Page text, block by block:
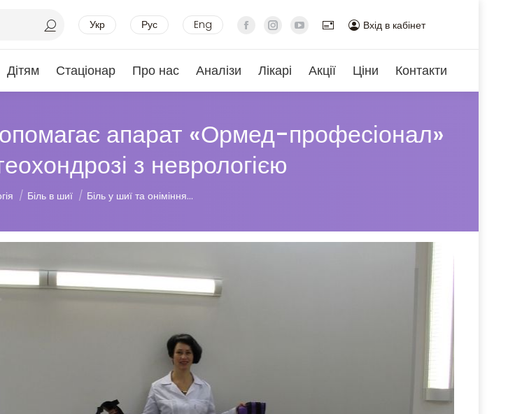
Укр Рус Eng Вхід в кабінет
Дітям Стаціонар Про нас Аналізи Лікарі Акції Ціни Контакти
апарат «Ормед-професіонал»
з неврологією
Біль в шиї Біль у шиї та оніміння…